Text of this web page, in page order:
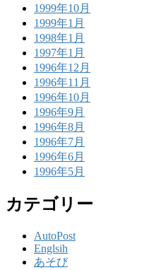
1999年10月
1999年1月
1998年1月
1997年1月
1996年12月
1996年11月
1996年10月
1996年9月
1996年8月
1996年7月
1996年6月
1996年5月
カテゴリー
AutoPost
Englsih
あそび